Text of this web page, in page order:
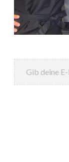
Gib deine E-Mail-Adresse ein ...